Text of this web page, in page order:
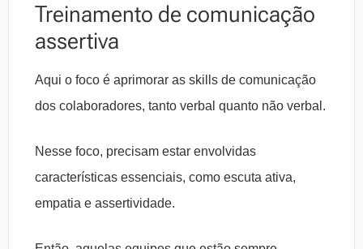
Treinamento de comunicação
assertiva
Aqui o foco é aprimorar as skills de comunicação
dos colaboradores, tanto verbal quanto não verbal.
Nesse foco, precisam estar envolvidas
características essenciais, como escuta ativa,
empatia e assertividade.